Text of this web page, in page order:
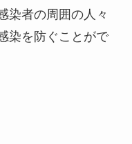
染者の周囲の人々
染を防ぐことがで